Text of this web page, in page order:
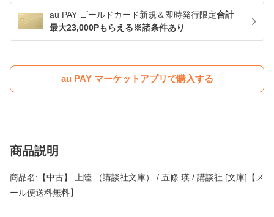
au PAY ゴールドカード新規＆即時発行限定合計
最大23,000Pもらえる※諸条件あり
au PAY マーケットアプリで購入する
商品説明
商品名:【中古】 上陸 （講談社文庫） / 五條 瑛 / 講談社 [文庫]【メ
ール便送料無料】